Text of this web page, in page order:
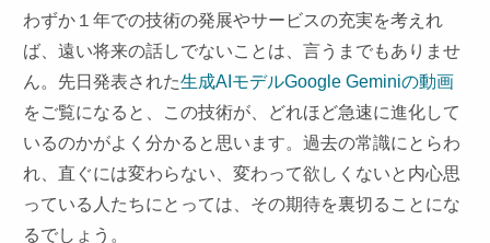
わずか１年での技術の発展やサービスの充実を考えれ
ば、遠い将来の話しでないことは、言うまでもありませ
ん。先日発表された生成AIモデルGoogle Geminiの動画
をご覧になると、この技術が、どれほど急速に進化して
いるのかがよく分かると思います。過去の常識にとらわ
れ、直ぐには変わらない、変わって欲しくないと内心思
っている人たちにとっては、その期待を裏切ることにな
るでしょう。